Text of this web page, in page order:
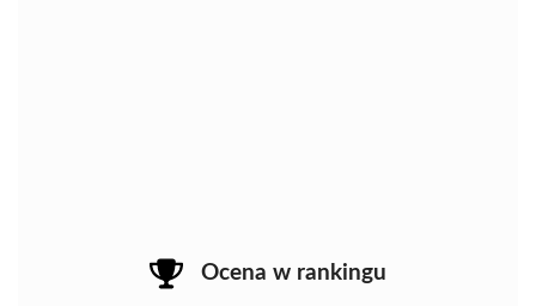
Ocena w rankingu